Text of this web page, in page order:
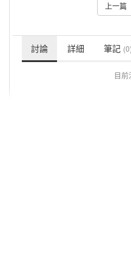
上一篇
討論 詳細 筆記 (0)
目